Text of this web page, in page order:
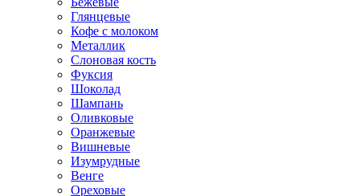
Глянцевые
Кофе с молоком
Металлик
Слоновая кость
Фуксия
Шоколад
Шампань
Оливковые
Оранжевые
Вишневые
Изумрудные
Венге
Ореховые